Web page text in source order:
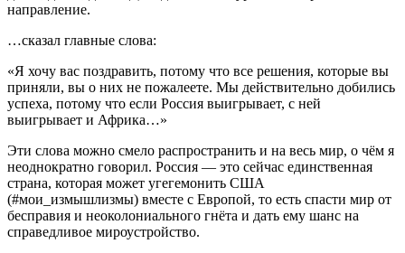
направление.
…сказал главные слова:
«Я хочу вас поздравить, потому что все решения, которые вы
приняли, вы о них не пожалеете. Мы действительно добились
успеха, потому что если Россия выигрывает, с ней
выигрывает и Африка…»
Эти слова можно смело распространить и на весь мир, о чём я
неоднократно говорил. Россия — это сейчас единственная
страна, которая может угегемонить США
(#мои_измышлизмы) вместе с Европой, то есть спасти мир от
бесправия и неоколониального гнёта и дать ему шанс на
справедливое мироустройство.